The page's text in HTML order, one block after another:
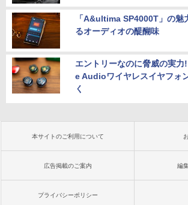
「A&ultima SP4000T」の魅
るオーディオの醍醐味
エントリーなのに脅威の実
e Audioワイヤレスイヤフォ
く
本サイトのご利用について
広告掲載のご案内 編
プライバシーポリシー